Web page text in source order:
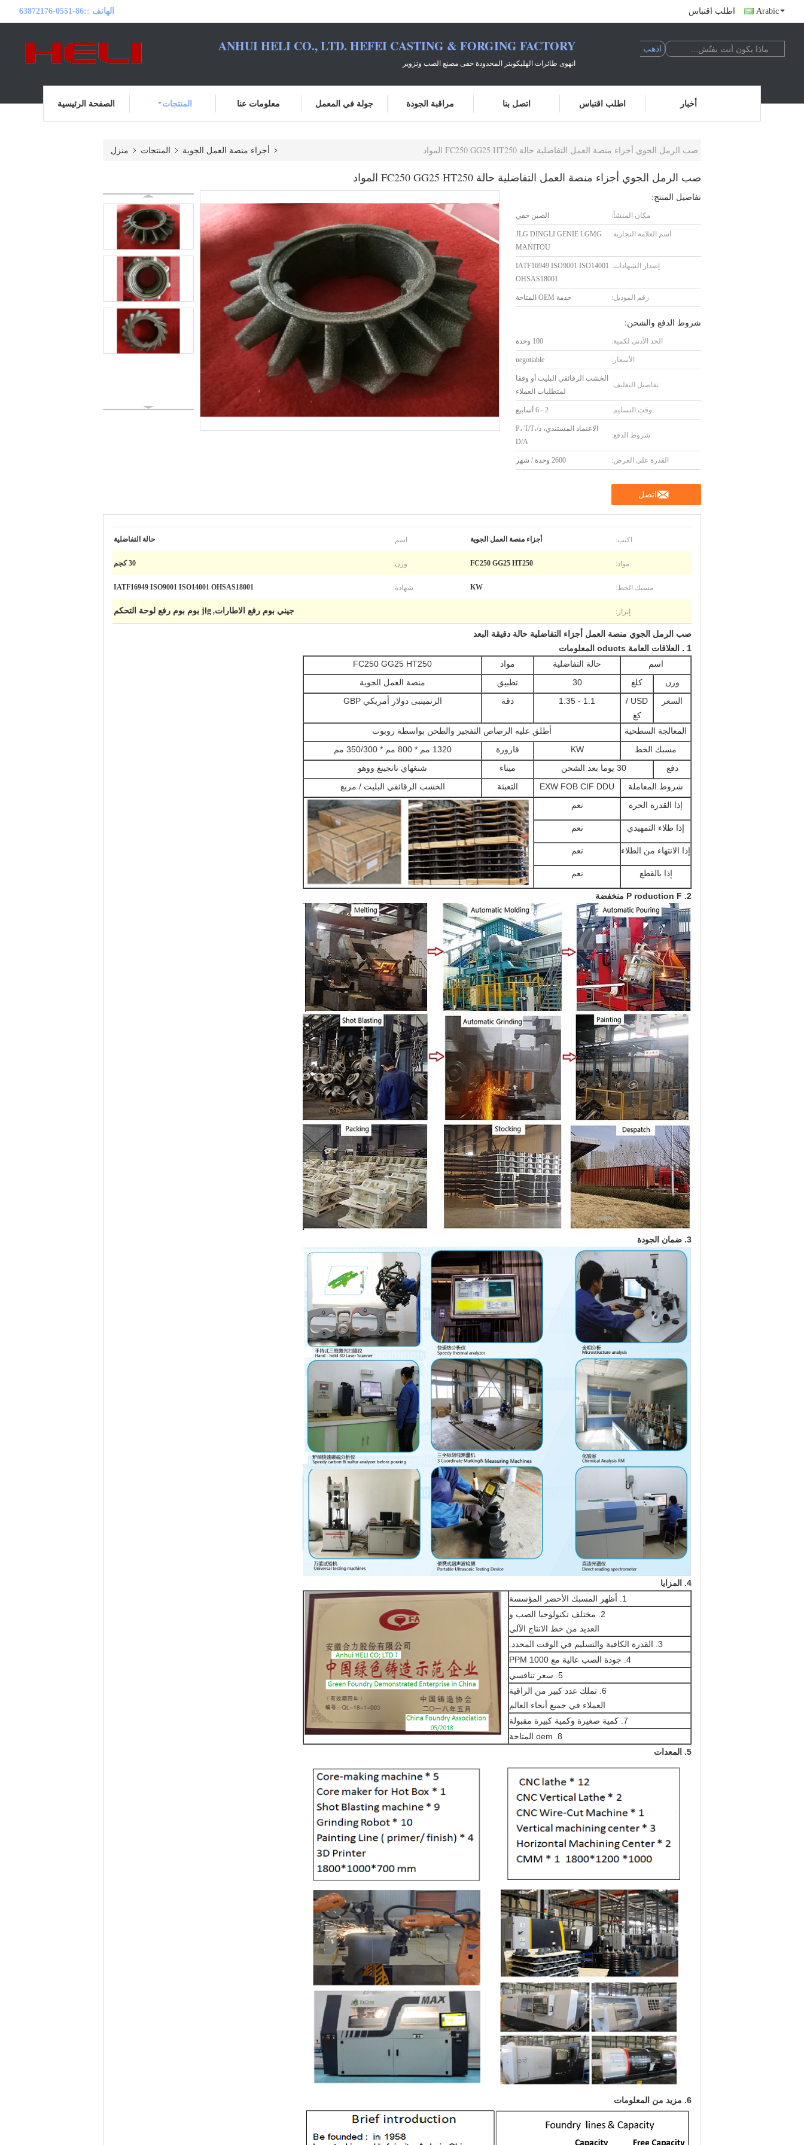
الهاتف ::86-0551-63872176 اطلب اقتباس Arabic
ANHUI HELI CO., LTD. HEFEI CASTING & FORGING FACTORY
انهوى طائرات الهليكوبتر المحدودة خفى مصنع الصب وتزوير
الصفحة الرئيسية المنتجات معلومات عنا جولة في المعمل مراقبة الجودة اتصل بنا اطلب اقتباس أخبار
منزل المنتجات أجزاء منصة العمل الجوية صب الرمل الجوي أجزاء منصة العمل التفاضلية حالة FC250 GG25 HT250 المواد
صب الرمل الجوي أجزاء منصة العمل التفاضلية حالة FC250 GG25 HT250 المواد
تفاصيل المنتج:
مكان المنشأ: الصين خفي
اسم العلامة التجارية:
JLG DINGLI GENIE LGMG
MANITOU
إصدار الشهادات: IATF16949 ISO9001 ISO14001
OHSAS18001
رقم الموديل: خدمة OEM المتاحة
شروط الدفع والشحن:
الحد الأدنى لكمية: 100 وحدة
الأسعار: negotiable
تفاصيل التغليف:
الخشب الرقائقي البليت أو وفقا
لمتطلبات العملاء
وقت التسليم: 2 - 6 أسابيع
شروط الدفع:
الاعتماد المستندي، د/P، T/T،
D/A
القدرة على العرض: 2600 وحدة / شهر
اتصل
اكتب: أجزاء منصة العمل الجوية اسم: حالة التفاضلية
مواد: FC250 GG25 HT250 وزن: 30 كجم
مسبك الخط: KW شهادة: IATF16949 ISO9001 ISO14001 OHSAS18001
إبراز: جيني بوم رفع الاطارات, jlg بوم بوم رفع لوحة التحكم
صب الرمل الجوي منصة العمل أجزاء التفاضلية حالة دقيقة البعد
1
. العلاقات العامة oducts المعلومات
اسم
حالة التفاضلية مواد
FC250 GG25 HT250
وزن
كلغ 30 تطبيق
منصة العمل الجوية
السعر
USD /
كغ
1.1 - 1.35 دقة الرنمينبى دولار أمريكي GBP
المعالجة السطحية
أطلق عليه الرصاص التفجير والطحن بواسطة روبوت
مسبك الخط
KW قارورة
1320 مم * 800 مم * 350/300 مم
دفع
30 يوما بعد الشحن ميناء
شنغهاي نانجينغ ووهو
شروط المعاملة
EXW FOB CIF DDU التعبئة
الخشب الرقائقي البليت / مربع
إذا القدرة الحرة
نعم
إذا طلاء التمهيدي نعم
إذا الانتهاء من الطلاء نعم
إذا بالقطع نعم
2. P
roduction F منخفضة
3. ضمان الجودة
4.
المزايا
1. أظهر المسبك الأخضر المؤسسة
2. مختلف تكنولوجيا الصب و
العديد من خط الانتاج الآلي
3. القدرة الكافية والتسليم في الوقت المحدد.
4. جودة الصب عالية مع PPM 1000
5. سعر تنافسي
6. تملك عدد كبير من الراقية
العملاء في جميع أنحاء العالم
7. كمية صغيرة وكمية كبيرة مقبولة
8. oem المتاحة
5. المعدات
6. مزيد من المعلومات